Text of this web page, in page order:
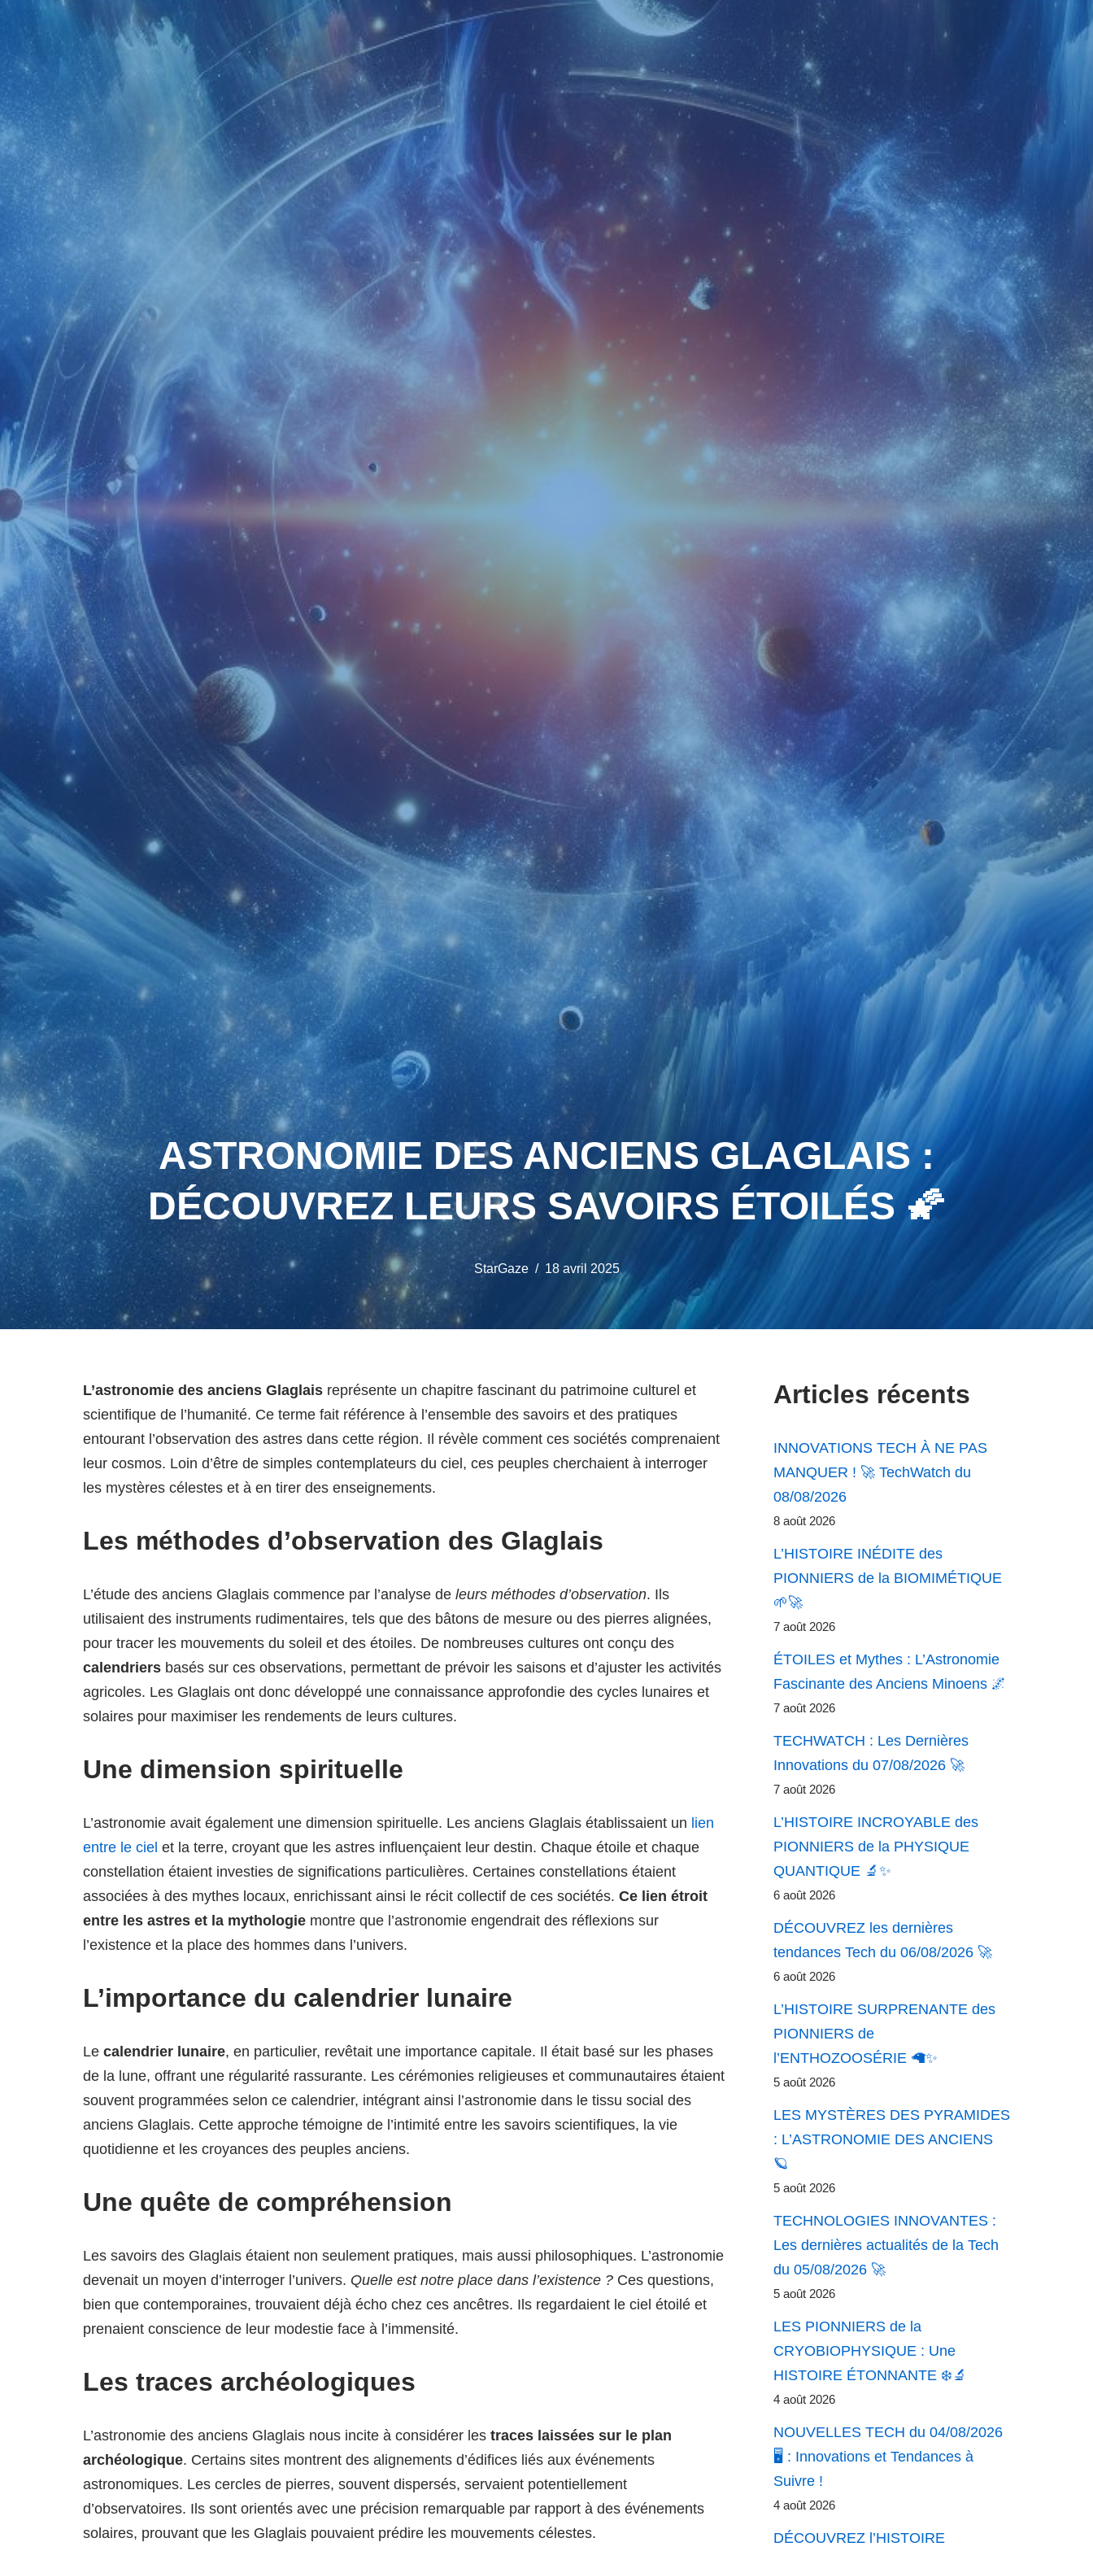
ASTRONOMIE DES ANCIENS GLAGLAIS :
DÉCOUVREZ LEURS SAVOIRS ÉTOILÉS 🌠
StarGaze 18 avril 2025
L’astronomie des anciens Glaglais représente un chapitre fascinant du patrimoine culturel et
scientifique de l’humanité. Ce terme fait référence à l’ensemble des savoirs et des pratiques
entourant l’observation des astres dans cette région. Il révèle comment ces sociétés comprenaient
leur cosmos. Loin d’être de simples contemplateurs du ciel, ces peuples cherchaient à interroger
les mystères célestes et à en tirer des enseignements.
Les méthodes d’observation des Glaglais
L’étude des anciens Glaglais commence par l’analyse de leurs méthodes d’observation. Ils
utilisaient des instruments rudimentaires, tels que des bâtons de mesure ou des pierres alignées,
pour tracer les mouvements du soleil et des étoiles. De nombreuses cultures ont conçu des
calendriers basés sur ces observations, permettant de prévoir les saisons et d’ajuster les activités
agricoles. Les Glaglais ont donc développé une connaissance approfondie des cycles lunaires et
solaires pour maximiser les rendements de leurs cultures.
Une dimension spirituelle
L’astronomie avait également une dimension spirituelle. Les anciens Glaglais établissaient un lien
entre le ciel et la terre, croyant que les astres influençaient leur destin. Chaque étoile et chaque
constellation étaient investies de significations particulières. Certaines constellations étaient
associées à des mythes locaux, enrichissant ainsi le récit collectif de ces sociétés. Ce lien étroit
entre les astres et la mythologie montre que l’astronomie engendrait des réflexions sur
l’existence et la place des hommes dans l’univers.
L’importance du calendrier lunaire
Le calendrier lunaire, en particulier, revêtait une importance capitale. Il était basé sur les phases
de la lune, offrant une régularité rassurante. Les cérémonies religieuses et communautaires étaient
souvent programmées selon ce calendrier, intégrant ainsi l’astronomie dans le tissu social des
anciens Glaglais. Cette approche témoigne de l’intimité entre les savoirs scientifiques, la vie
quotidienne et les croyances des peuples anciens.
Une quête de compréhension
Les savoirs des Glaglais étaient non seulement pratiques, mais aussi philosophiques. L’astronomie
devenait un moyen d’interroger l’univers. Quelle est notre place dans l’existence ? Ces questions,
bien que contemporaines, trouvaient déjà écho chez ces ancêtres. Ils regardaient le ciel étoilé et
prenaient conscience de leur modestie face à l’immensité.
Les traces archéologiques
L’astronomie des anciens Glaglais nous incite à considérer les traces laissées sur le plan
archéologique. Certains sites montrent des alignements d’édifices liés aux événements
astronomiques. Les cercles de pierres, souvent dispersés, servaient potentiellement
d’observatoires. Ils sont orientés avec une précision remarquable par rapport à des événements
solaires, prouvant que les Glaglais pouvaient prédire les mouvements célestes.
Articles récents
INNOVATIONS TECH À NE PAS
MANQUER ! 🚀 TechWatch du
08/08/2026
8 août 2026
L’HISTOIRE INÉDITE des
PIONNIERS de la BIOMIMÉTIQUE
🌱🚀
7 août 2026
ÉTOILES et Mythes : L’Astronomie
Fascinante des Anciens Minoens 🌌
7 août 2026
TECHWATCH : Les Dernières
Innovations du 07/08/2026 🚀
7 août 2026
L’HISTOIRE INCROYABLE des
PIONNIERS de la PHYSIQUE
QUANTIQUE 🔬✨
6 août 2026
DÉCOUVREZ les dernières
tendances Tech du 06/08/2026 🚀
6 août 2026
L’HISTOIRE SURPRENANTE des
PIONNIERS de
l’ENTHOZOOSÉRIE 🦙✨
5 août 2026
LES MYSTÈRES DES PYRAMIDES
: L’ASTRONOMIE DES ANCIENS
🪐
5 août 2026
TECHNOLOGIES INNOVANTES :
Les dernières actualités de la Tech
du 05/08/2026 🚀
5 août 2026
LES PIONNIERS de la
CRYOBIOPHYSIQUE : Une
HISTOIRE ÉTONNANTE ❄️🔬
4 août 2026
NOUVELLES TECH du 04/08/2026
🖥️ : Innovations et Tendances à
Suivre !
4 août 2026
DÉCOUVREZ l’HISTOIRE